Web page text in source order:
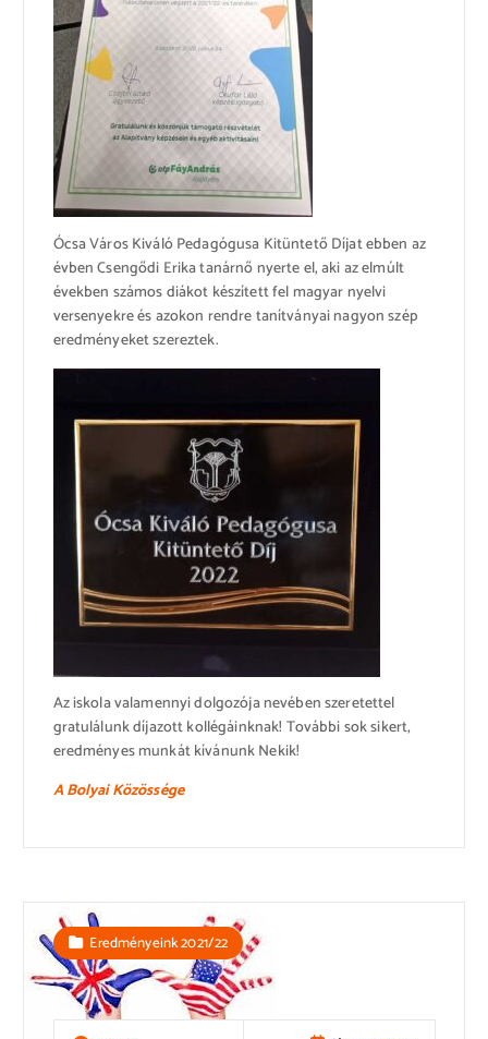
Ócsa Város Kiváló Pedagógusa Kitüntető Díjat ebben az
évben Csengődi Erika tanárnő nyerte el, aki az elmúlt
években számos diákot készített fel magyar nyelvi
versenyekre és azokon rendre tanítványai nagyon szép
eredményeket szereztek.
Az iskola valamennyi dolgozója nevében szeretettel
gratulálunk díjazott kollégáinknak! További sok sikert,
eredményes munkát kívánunk Nekik!
A Bolyai Közössége
Eredményeink 2021/22